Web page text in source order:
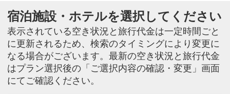
宿泊施設・ホテルを選択してください
表示されている空き状況と旅行代金は一定時間ごと
に更新されるため、検索のタイミングにより変更に
なる場合がございます。最新の空き状況と旅行代金
はプラン選択後の「ご選択内容の確認・変更」画面
にてご確認ください。